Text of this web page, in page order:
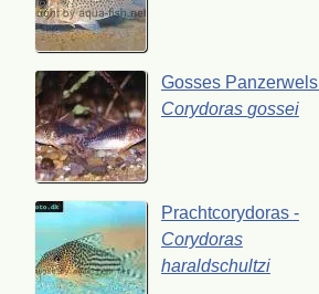
Gosses Panzerwels
Corydoras gossei
Prachtcorydoras -
Corydoras
haraldschultzi